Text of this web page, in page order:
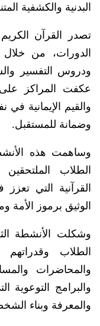
البدنية والكشفية
تصدر القرآن الكريم
الدورات، من خلال
ودروس التفسير
عكفت المراكز على
والقيم الإيمانية
وضمانة للمستقبل.
وساهمت هذه
الطلاب الملتحقين
القرآنية التي تعزز
الوثيق برموز الأمة
وشكلت الأنشطة
الطلاب وقدراتهم
والمحاضرات
والبرامج التوعوية
والمعرفة وبناء